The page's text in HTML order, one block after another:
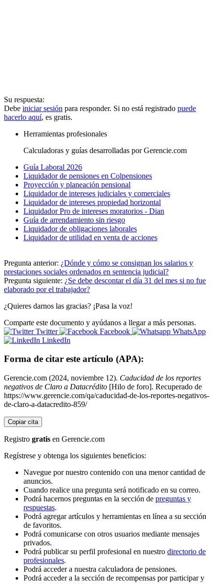
Su respuesta:
Debe iniciar sesión para responder. Si no está registrado puede
hacerlo aquí, es gratis.
Herramientas profesionales
Calculadoras y guías desarrolladas por Gerencie.com
Guía Laboral 2026
Liquidador de pensiones en Colpensiones
Proyección y planeación pensional
Liquidador de intereses judiciales y comerciales
Liquidador de intereses propiedad horizontal
Liquidador Pro de intereses moratorios - Dian
Guía de arrendamiento sin riesgo
Liquidador de obligaciones laborales
Liquidador de utilidad en venta de acciones
Pregunta anterior: ¿Dónde y cómo se consignan los salarios y
prestaciones sociales ordenados en sentencia judicial?
Pregunta siguiente: ¿Se debe descontar el día 31 del mes si no fue
elaborado por el trabajador?
¿Quieres darnos las gracias? ¡Pasa la voz!
Comparte este documento y ayúdanos a llegar a más personas.
Twitter
Facebook
WhatsApp
LinkedIn
Forma de citar este artículo (APA):
Gerencie.com (2024, noviembre 12). Caducidad de los reportes
negativos de Claro a Datacrédito [Hilo de foro]. Recuperado de
https://www.gerencie.com/qa/caducidad-de-los-reportes-negativos-
de-claro-a-datacredito-859/
Copiar cita
Registro gratis en Gerencie.com
Regístrese y obtenga los siguientes beneficios:
Navegue por nuestro contenido con una menor cantidad de
anuncios.
Cuando realice una pregunta será notificado en su correo.
Podrá hacernos preguntas en la sección de preguntas y
respuestas.
Podrá agregar artículos y herramientas en línea a su sección
de favoritos.
Podrá comunicarse con otros usuarios mediante mensajes
privados.
Podrá publicar su perfil profesional en nuestro directorio de
profesionales.
Podrá acceder a nuestra calculadora de pensiones.
Podrá acceder a la sección de recompensas por participar y